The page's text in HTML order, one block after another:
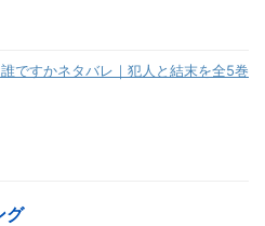
ですかネタバレ｜犯人と結末を全5巻
グ